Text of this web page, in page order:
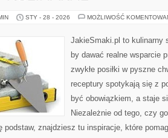
STY - 28 - 2026 MOŻLIWOŚĆ
JakieSmaki.pl to kulinarny
by dawać realne wsparcie
zwykłe posiłki w pyszne
receptury spotykają się z
być obowiązkiem, a staje
Niezależnie od tego, czy
podstaw, znajdziesz tu inspiracje, które